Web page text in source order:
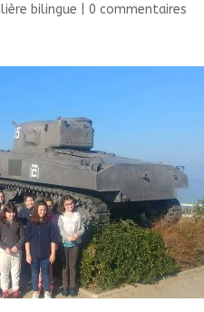
bilingue |0 commentaires